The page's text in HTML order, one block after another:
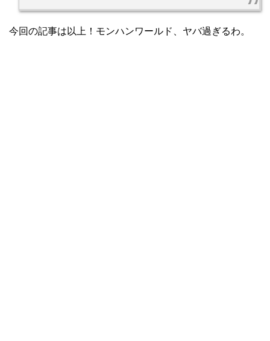
今回の記事は以上！モンハンワールド、ヤバ過ぎるわ。